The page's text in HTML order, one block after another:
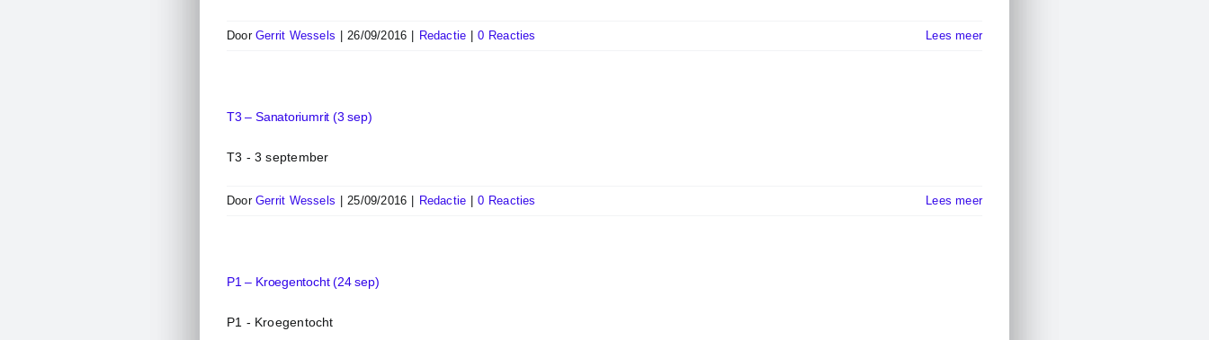
DoorGerrit Wessels 26/09/2016 Redactie 0 Reacties Lees meer
T3 – Sanatoriumrit (3 sep)
T3 - 3 september
DoorGerrit Wessels 25/09/2016 Redactie 0 Reacties Lees meer
P1 – Kroegentocht (24 sep)
P1 - Kroegentocht